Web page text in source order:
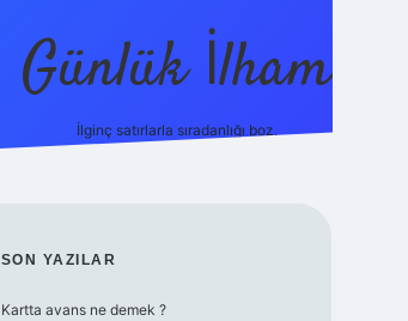
Günlük İlham
İlginç satırlarla sıradanlığı boz.
SIDEBAR
SON YAZILAR
Kartta avans ne demek ?